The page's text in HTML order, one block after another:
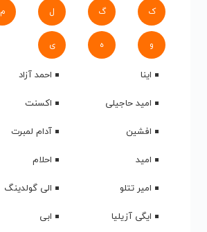
ک گ ل م
و ه ی
اینا
احمد آزاد
امید حاجیلی
اکسنت
افشین
آدام لمبرت
امید
احلام
امیر تتلو
الی گولدینگ
ایگی آزیلیا
ابی